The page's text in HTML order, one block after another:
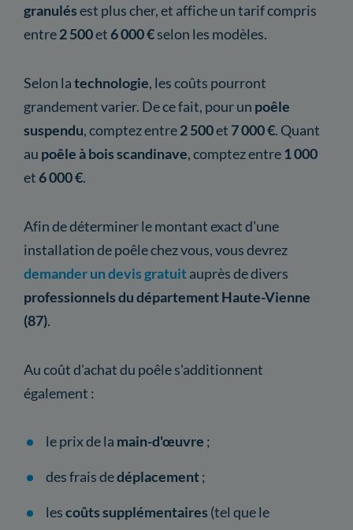
granulésest plus cher, et affiche un tarif compris
entre2 500et 6 000 €selon les modèles.
Selon latechnologie, les coûts pourront
grandement varier. De ce fait, pour un poêle
suspendu, comptez entre2 500et 7 000 €. Quant
au poêle à bois scandinave, comptez entre1 000
et 6 000 €.
Afin de déterminer le montant exact d'une
installation de poêle chez vous, vous devrez
demander un devis gratuitauprès de divers
professionnels du département Haute-Vienne
(87).
Au coût d'achat du poêle s'additionnent
également :
le prix de la main-d'œuvre ;
des frais dedéplacement;
lescoûts supplémentaires (tel que le